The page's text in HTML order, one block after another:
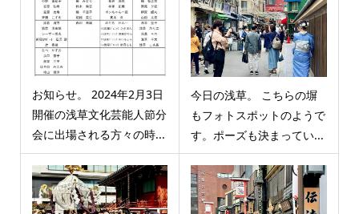
お知らせ。 2024年2月3日
開催の浅草文化芸能人節分
会に出場される方々の時...
今日の浅草。 こちらの塀
もフォトスポットのようで
す。ポーズも決まってい...